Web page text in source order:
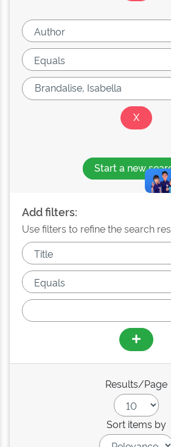
Start a new
Add filters:
Use filters to refine the search
Results/Page
Sort items by